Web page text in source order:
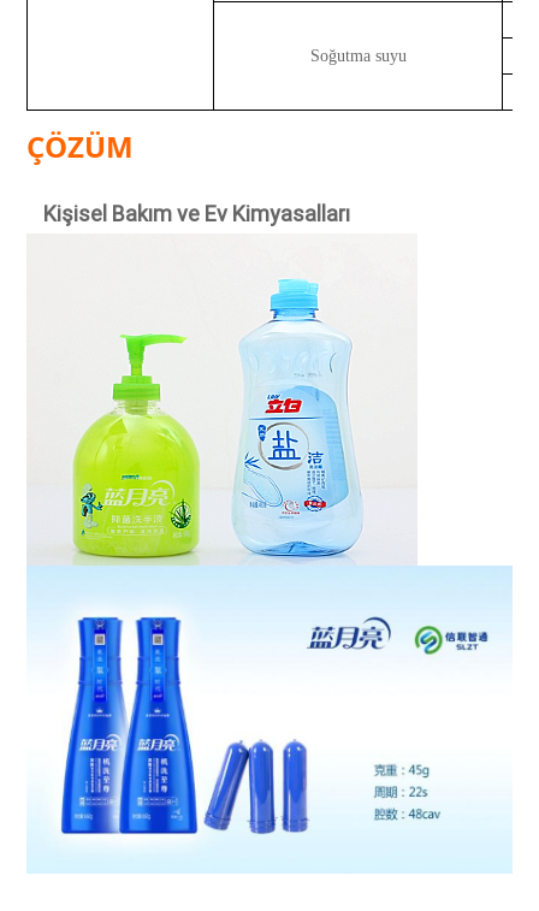
Soğutma suyu
ÇÖZÜM
Kişisel Bakım ve Ev Kimyasalları